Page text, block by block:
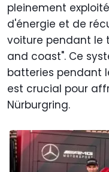
pleinement
d'énergie et de
voiture pendant le
and coast". Ce
batteries pendant
est crucial pour
Nürburgring.